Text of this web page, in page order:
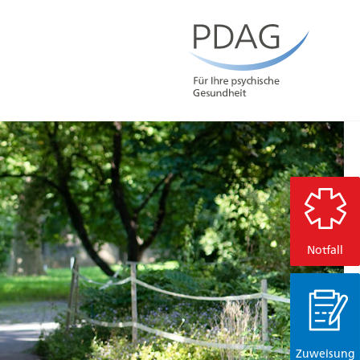
Notfall
Zuweisung